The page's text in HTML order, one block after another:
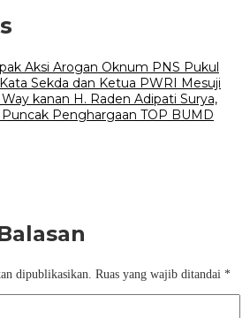
Aksi Arogan Oknum PNS Pukul
Sekda dan Ketua PWRI Mesuji
kanan H. Raden Adipati Surya,
Puncak Penghargaan TOP BUMD
dipublikasikan. Ruas yang wajib ditandai *